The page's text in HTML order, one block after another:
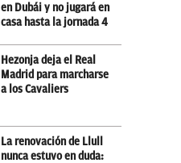
en Dubái y no jugará en
casa hasta la jornada 4
Hezonja deja el Real
Madrid para marcharse
a los Cavaliers
La renovación de Llull
nunca estuvo en duda: